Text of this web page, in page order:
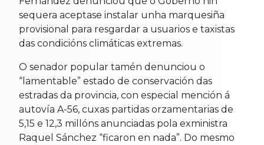
sequera aceptase instalar unha marquesiña
provisional para resgardar a usuarios e taxistas
das condicións climáticas extremas.
O senador popular tamén denunciou o
“lamentable” estado de conservación das
estradas da provincia, con especial mención á
autovía A-56, cuxas partidas orzamentarias de
5,15 e 12,3 millóns anunciadas pola exministra
Raquel Sánchez “ficaron en nada”. Do mesmo